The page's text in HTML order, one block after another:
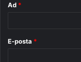
Ad *
E-posta *